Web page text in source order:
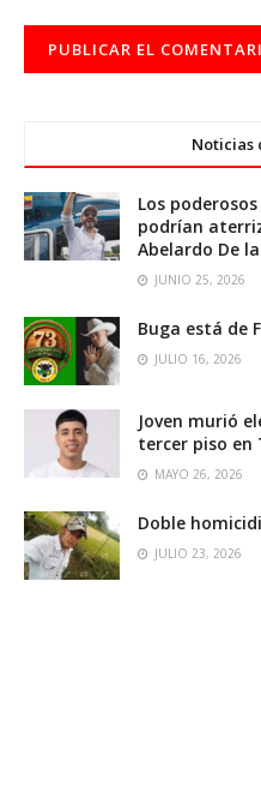
Noticias
Los
podrían
Abelardo De
JUNIO 25, 2026
Buga está de
JULIO 16, 2026
Joven murió
tercer piso en
MAYO 26, 2026
Doble
JULIO 23, 2026